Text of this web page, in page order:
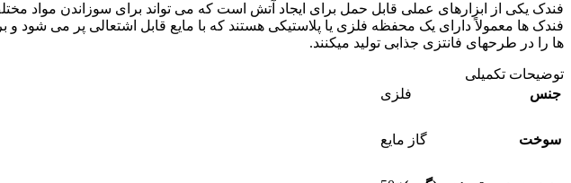
فندک یکی از ابزارهای عملی قابل حمل برای ایجاد آتش است که می تواند برای سوزاندن مواد
فندک ها معمولاً دارای یک محفظه فلزی یا پلاستیکی هستند که با مایع قابل اشتعالی پر می
ها را در طرحهای فانتزی جذابی تولید میکنند.
توضیحات تکمیلی
جنس
فلزی
سوخت گاز مایع